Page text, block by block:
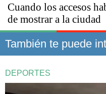
Cuando los accesos
de mostrar a la ciudad
También te puede
DEPORTES